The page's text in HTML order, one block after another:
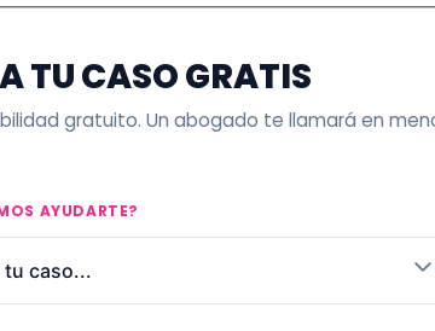
TU CASO GRATIS
gratuito. Un abogado te llamará en
AYUDARTE?